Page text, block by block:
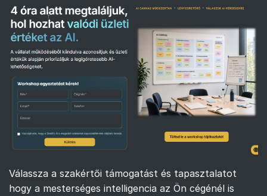
Válassza a szakértői támogatást és tapasztalatot
hogy a mesterséges intelligencia az Ön cégénél is